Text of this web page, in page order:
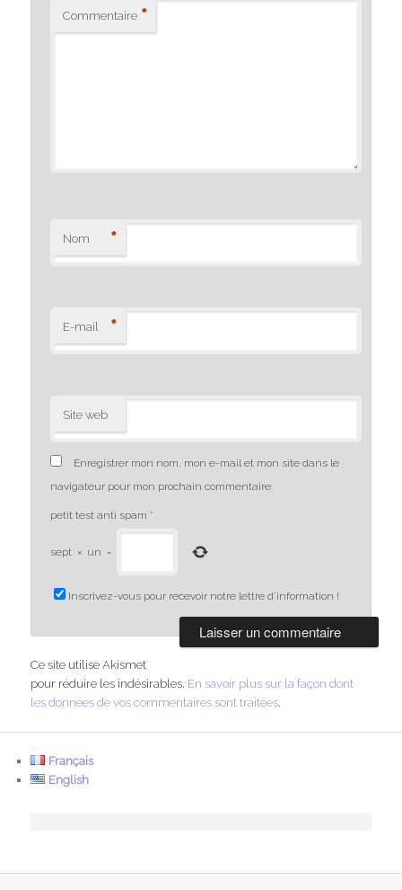
Commentaire *
Nom *
E-mail *
Site web
Enregistrer mon nom, mon e-mail et mon site dans le
navigateur pour mon prochain commentaire.
petit test anti spam *
sept × un =
Inscrivez-vous pour recevoir notre lettre d'information !
Ce site utilise Akismet
pour réduire les indésirables. En savoir plus sur la façon dont
les données de vos commentaires sont traitées.
Français
English